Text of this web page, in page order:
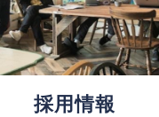
採用情報